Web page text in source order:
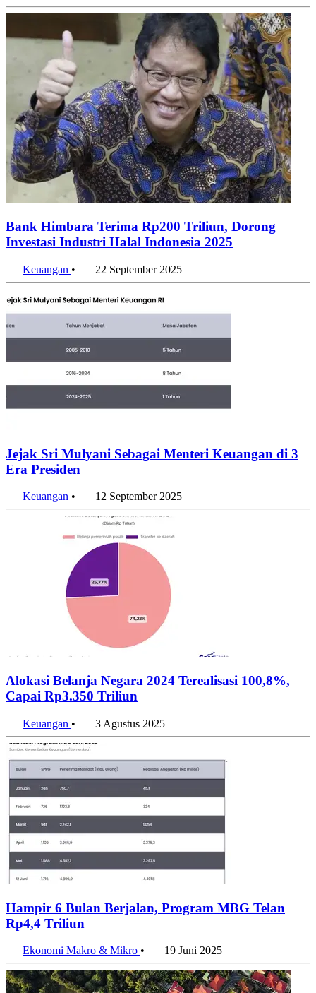
Bank Himbara Terima Rp200 Triliun, Dorong
Investasi Industri Halal Indonesia 2025
Keuangan • 22 September 2025
Jejak Sri Mulyani Sebagai Menteri Keuangan di 3
Era Presiden
Keuangan • 12 September 2025
Alokasi Belanja Negara 2024 Terealisasi 100,8%,
Capai Rp3.350 Triliun
Keuangan • 3 Agustus 2025
Hampir 6 Bulan Berjalan, Program MBG Telan
Rp4,4 Triliun
Ekonomi Makro & Mikro • 19 Juni 2025